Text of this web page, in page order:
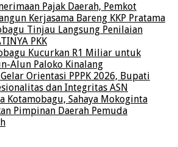
Pajak Daerah, Pemkot
Kerjasama Bareng KKP Pratama
Tinjau Langsung Penilaian
PKK
Kucurkan R1 Miliar untuk
Alun Paloko Kinalang
Orientasi PPPK 2026, Bupati
dan Integritas ASN
Kotamobagu, Sahaya Mokoginta
Pimpinan Daerah Pemuda